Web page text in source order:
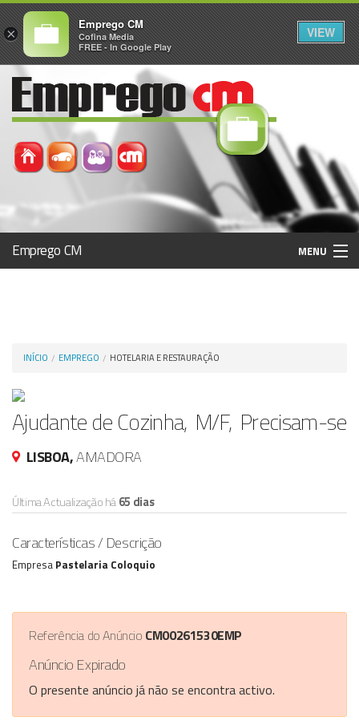
Emprego CM MENU
INÍCIO EMPREGO HOTELARIA E RESTAURAÇÃO
Ajudante de Cozinha, M/F, Precisam-se
LISBOA,AMADORA
Última Actualização há65 dias
Características / Descrição
Empresa Pastelaria Coloquio
Referência do Anúncio CM00261530EMP
Anúncio Expirado
O presente anúncio já não se encontra activo.
×
Emprego CM
Cofina Media
FREE - In Google Play
VIEW